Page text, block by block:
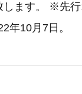
ます。 ※先
年10月7日。